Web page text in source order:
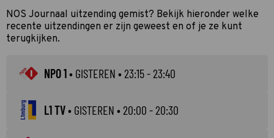
NOS Journaal uitzending gemist? Bekijk hieronder welke
recente uitzendingen er zijn geweest en of je ze kunt
terugkijken.
NPO 1• GISTEREN • 23:15 - 23:40
L1 TV• GISTEREN • 20:00 - 20:30